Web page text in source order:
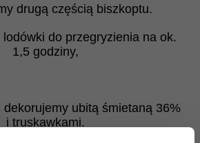
drugą częścią biszkoptu.
do przegryzienia na ok.
1,5 godziny,
dekorujemy ubitą śmietaną 36%
i truskawkami.